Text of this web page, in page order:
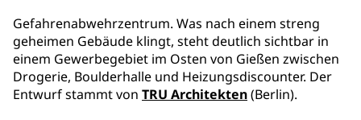
Gefahrenabwehrzentrum. Was nach einem streng
geheimen Gebäude klingt, steht deutlich sichtbar in
einem Gewerbegebiet im Osten von Gießen zwischen
Drogerie, Boulderhalle und Heizungsdiscounter. Der
Entwurf stammt von TRU Architekten(Berlin).